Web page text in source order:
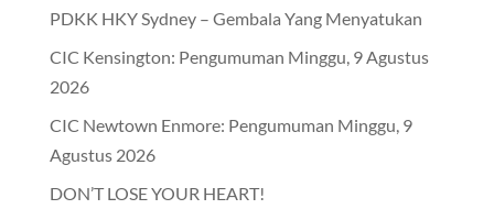
PDKK HKY Sydney – Gembala Yang Menyatukan
CIC Kensington: Pengumuman Minggu, 9 Agustus
2026
CIC Newtown Enmore: Pengumuman Minggu, 9
Agustus 2026
DON’T LOSE YOUR HEART!